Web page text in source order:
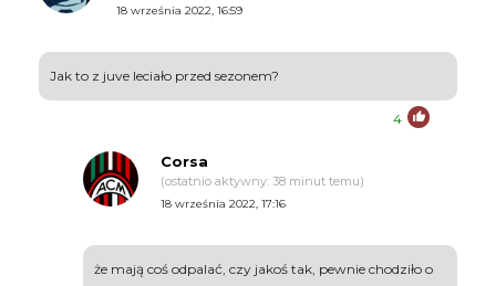
18 września 2022, 16:59
Jak to z juve leciało przed sezonem?
4
Corsa
(ostatnio aktywny: 38 minut temu)
18 września 2022, 17:16
że mają coś odpalać, czy jakoś tak, pewnie chodziło o